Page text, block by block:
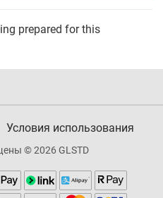
prepared for this
Условия использования
© 2026 GLSTD